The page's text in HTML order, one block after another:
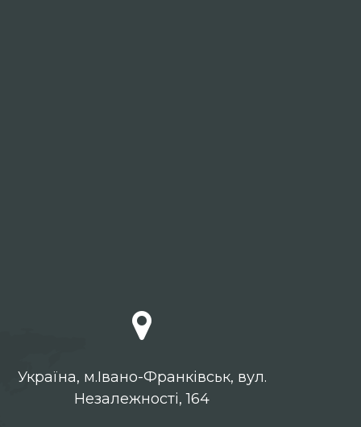
Українa, м.Івано-Франківськ, вул.
Незалежності, 164